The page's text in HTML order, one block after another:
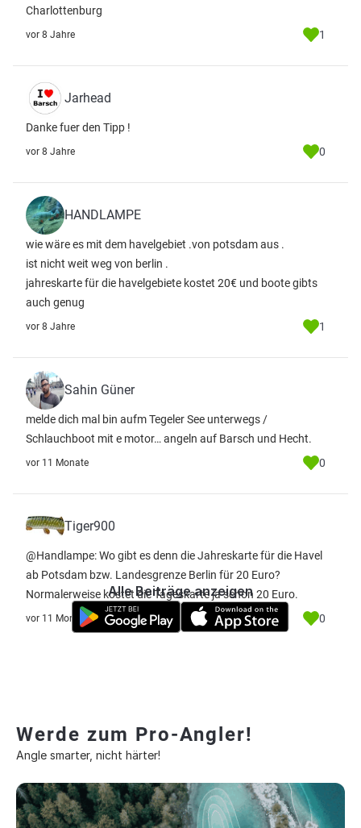
Charlottenburg
vor 8 Jahre 1
Jarhead
Danke fuer den Tipp !
vor 8 Jahre 0
HANDLAMPE
wie wäre es mit dem havelgebiet .von potsdam aus .
ist nicht weit weg von berlin .
jahreskarte für die havelgebiete kostet 20€ und boote gibts
auch genug
vor 8 Jahre 1
Sahin Güner
melde dich mal bin aufm Tegeler See unterwegs /
Schlauchboot mit e motor… angeln auf Barsch und Hecht.
vor 11 Monate 0
Tiger900
@Handlampe: Wo gibt es denn die Jahreskarte für die Havel
ab Potsdam bzw. Landesgrenze Berlin für 20 Euro?
Normalerweise kostet die Tageskarte ja schon 20 Euro.
vor 11 Monate 0
Alle Beiträge anzeigen
Werde zum Pro-Angler!
Angle smarter, nicht härter!